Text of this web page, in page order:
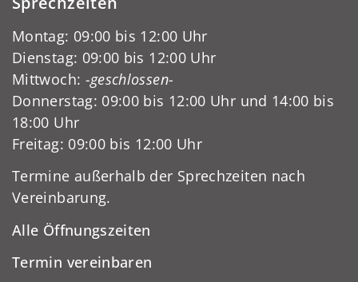
Montag: 09:00 bis 12:00 Uhr
Dienstag: 09:00 bis 12:00 Uhr
Mittwoch: -geschlossen-
Donnerstag: 09:00 bis 12:00 Uhr und 14:00 bis
18:00 Uhr
Freitag: 09:00 bis 12:00 Uhr
Termine außerhalb der Sprechzeiten nach
Vereinbarung.
Alle Öffnungszeiten
Termin vereinbaren